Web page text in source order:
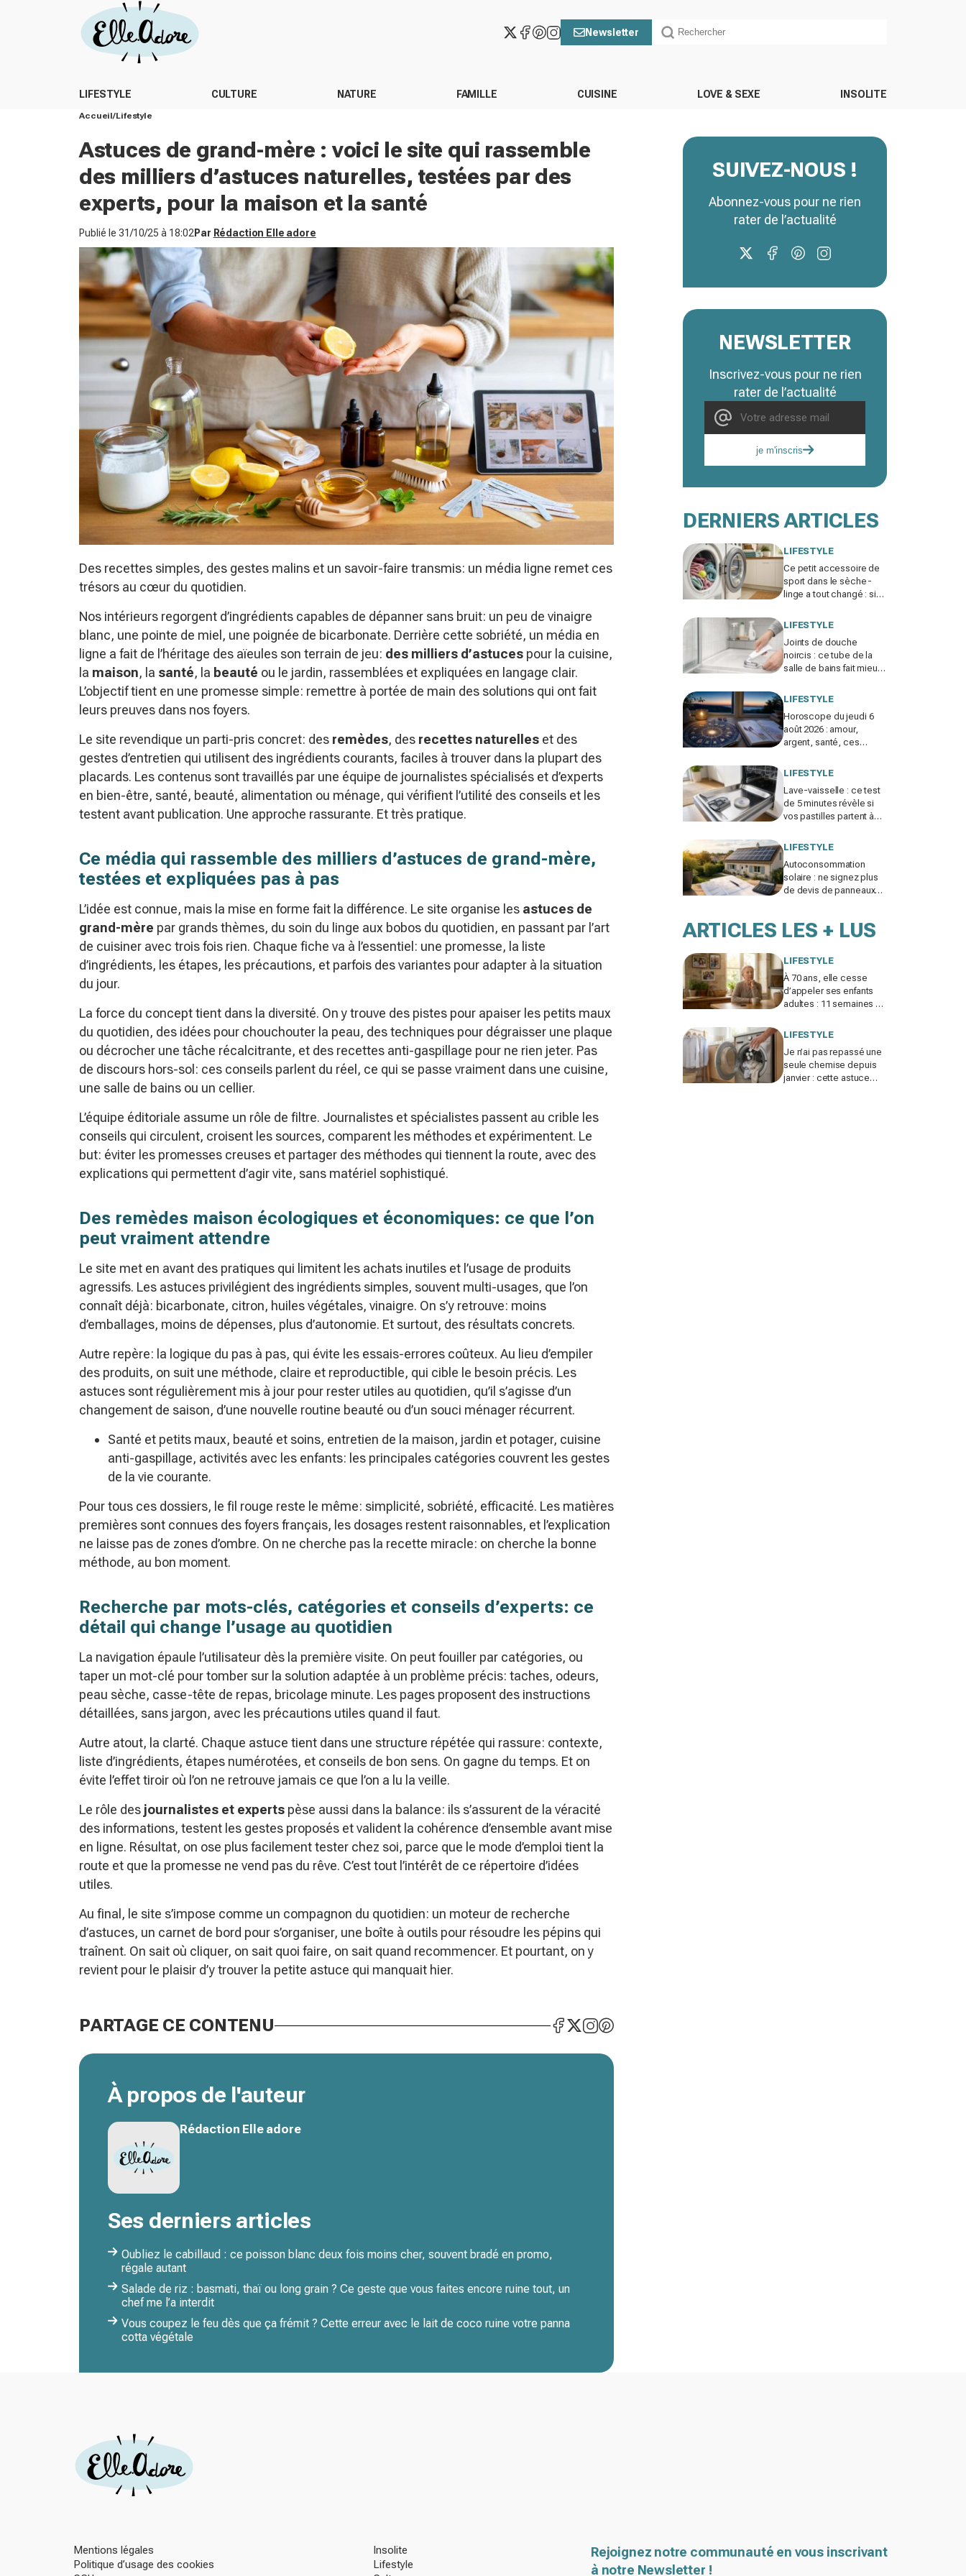
Newsletter
LIFESTYLE CULTURE NATURE FAMILLE CUISINE LOVE & SEXE INSOLITE
Accueil Lifestyle
Astuces de grand-mère : voici le site qui rassemble
des milliers d’astuces naturelles, testées par des
experts, pour la maison et la santé
Publié le 31/10/25 à 18:02 Par Rédaction Elle adore
Des recettes simples, des gestes malins et un savoir-faire transmis: un média ligne remet ces
trésors au cœur du quotidien.
Nos intérieurs regorgent d’ingrédients capables de dépanner sans bruit: un peu de vinaigre
blanc, une pointe de miel, une poignée de bicarbonate. Derrière cette sobriété, un média en
ligne a fait de l’héritage des aïeules son terrain de jeu: des milliers d’astuces pour la cuisine,
la maison, la santé, la beauté ou le jardin, rassemblées et expliquées en langage clair.
L’objectif tient en une promesse simple: remettre à portée de main des solutions qui ont fait
leurs preuves dans nos foyers.
Le site revendique un parti-pris concret: des remèdes, des recettes naturelles et des
gestes d’entretien qui utilisent des ingrédients courants, faciles à trouver dans la plupart des
placards. Les contenus sont travaillés par une équipe de journalistes spécialisés et d’experts
en bien-être, santé, beauté, alimentation ou ménage, qui vérifient l’utilité des conseils et les
testent avant publication. Une approche rassurante. Et très pratique.
Ce média qui rassemble des milliers d’astuces de grand-mère,
testées et expliquées pas à pas
L’idée est connue, mais la mise en forme fait la différence. Le site organise les astuces de
grand-mère par grands thèmes, du soin du linge aux bobos du quotidien, en passant par l’art
de cuisiner avec trois fois rien. Chaque fiche va à l’essentiel: une promesse, la liste
d’ingrédients, les étapes, les précautions, et parfois des variantes pour adapter à la situation
du jour.
La force du concept tient dans la diversité. On y trouve des pistes pour apaiser les petits maux
du quotidien, des idées pour chouchouter la peau, des techniques pour dégraisser une plaque
ou décrocher une tâche récalcitrante, et des recettes anti-gaspillage pour ne rien jeter. Pas
de discours hors-sol: ces conseils parlent du réel, ce qui se passe vraiment dans une cuisine,
une salle de bains ou un cellier.
L’équipe éditoriale assume un rôle de filtre. Journalistes et spécialistes passent au crible les
conseils qui circulent, croisent les sources, comparent les méthodes et expérimentent. Le
but: éviter les promesses creuses et partager des méthodes qui tiennent la route, avec des
explications qui permettent d’agir vite, sans matériel sophistiqué.
Des remèdes maison écologiques et économiques: ce que l’on
peut vraiment attendre
Le site met en avant des pratiques qui limitent les achats inutiles et l’usage de produits
agressifs. Les astuces privilégient des ingrédients simples, souvent multi-usages, que l’on
connaît déjà: bicarbonate, citron, huiles végétales, vinaigre. On s’y retrouve: moins
d’emballages, moins de dépenses, plus d’autonomie. Et surtout, des résultats concrets.
Autre repère: la logique du pas à pas, qui évite les essais-errores coûteux. Au lieu d’empiler
des produits, on suit une méthode, claire et reproductible, qui cible le besoin précis. Les
astuces sont régulièrement mis à jour pour rester utiles au quotidien, qu’il s’agisse d’un
changement de saison, d’une nouvelle routine beauté ou d’un souci ménager récurrent.
Santé et petits maux, beauté et soins, entretien de la maison, jardin et potager, cuisine
anti-gaspillage, activités avec les enfants: les principales catégories couvrent les gestes
de la vie courante.
Pour tous ces dossiers, le fil rouge reste le même: simplicité, sobriété, efficacité. Les matières
premières sont connues des foyers français, les dosages restent raisonnables, et l’explication
ne laisse pas de zones d’ombre. On ne cherche pas la recette miracle: on cherche la bonne
méthode, au bon moment.
Recherche par mots-clés, catégories et conseils d’experts: ce
détail qui change l’usage au quotidien
La navigation épaule l’utilisateur dès la première visite. On peut fouiller par catégories, ou
taper un mot-clé pour tomber sur la solution adaptée à un problème précis: taches, odeurs,
peau sèche, casse-tête de repas, bricolage minute. Les pages proposent des instructions
détaillées, sans jargon, avec les précautions utiles quand il faut.
Autre atout, la clarté. Chaque astuce tient dans une structure répétée qui rassure: contexte,
liste d’ingrédients, étapes numérotées, et conseils de bon sens. On gagne du temps. Et on
évite l’effet tiroir où l’on ne retrouve jamais ce que l’on a lu la veille.
Le rôle des journalistes et experts pèse aussi dans la balance: ils s’assurent de la véracité
des informations, testent les gestes proposés et valident la cohérence d’ensemble avant mise
en ligne. Résultat, on ose plus facilement tester chez soi, parce que le mode d’emploi tient la
route et que la promesse ne vend pas du rêve. C’est tout l’intérêt de ce répertoire d’idées
utiles.
Au final, le site s’impose comme un compagnon du quotidien: un moteur de recherche
d’astuces, un carnet de bord pour s’organiser, une boîte à outils pour résoudre les pépins qui
traînent. On sait où cliquer, on sait quoi faire, on sait quand recommencer. Et pourtant, on y
revient pour le plaisir d’y trouver la petite astuce qui manquait hier.
PARTAGE CE CONTENU
À propos de l'auteur
Rédaction Elle adore
Ses derniers articles
Oubliez le cabillaud : ce poisson blanc deux fois moins cher, souvent bradé en promo,
régale autant
Salade de riz : basmati, thaï ou long grain ? Ce geste que vous faites encore ruine tout, un
chef me l’a interdit
Vous coupez le feu dès que ça frémit ? Cette erreur avec le lait de coco ruine votre panna
cotta végétale
SUIVEZ-NOUS !
Abonnez-vous pour ne rien
rater de l’actualité
NEWSLETTER
Inscrivez-vous pour ne rien
rater de l’actualité
je m'inscris
DERNIERS ARTICLES
LIFESTYLE
Ce petit accessoire de
sport dans le sèche-
linge a tout changé : si
mal, vous ratez ce geste
LIFESTYLE
Joints de douche
noircis : ce tube de la
salle de bains fait mieux
spéciaux payés cher
LIFESTYLE
Horoscope du jeudi 6
août 2026 : amour,
argent, santé, ces
aujourd’hui sans le savoir
LIFESTYLE
Lave-vaisselle : ce test
de 5 minutes révèle si
vos pastilles partent à
la facture
LIFESTYLE
Autoconsommation
solaire : ne signez plus
de devis de panneaux
ARTICLES LES + LUS
LIFESTYLE
À 70 ans, elle cesse
d’appeler ses enfants
adultes : 11 semaines de
brutale sur les familles
LIFESTYLE
Je n’ai pas repassé une
seule chemise depuis
janvier : cette astuce
Mentions légales
Politique d’usage des cookies
Insolite
Lifestyle
Rejoignez notre communauté en vous inscrivant
à notre Newsletter !